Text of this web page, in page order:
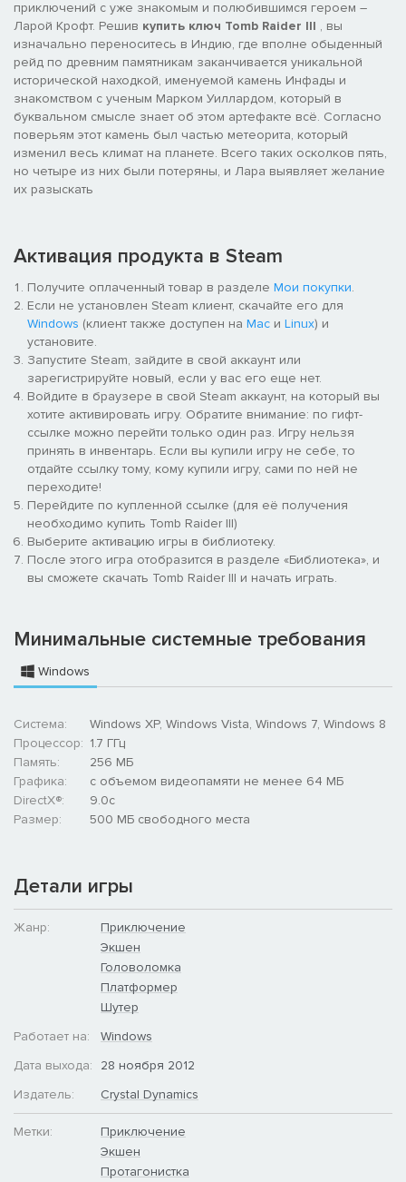
приключений с уже знакомым и полюбившимся героем –
Ларой Крофт. Решив купить ключ Tomb Raider III , вы
изначально переноситесь в Индию, где вполне обыденный
рейд по древним памятникам заканчивается уникальной
исторической находкой, именуемой камень Инфады и
знакомством с ученым Марком Уиллардом, который в
буквальном смысле знает об этом артефакте всё. Согласно
поверьям этот камень был частью метеорита, который
изменил весь климат на планете. Всего таких осколков пять,
но четыре из них были потеряны, и Лара выявляет желание
их разыскать
Активация продукта в Steam
Получите оплаченный товар в разделе Мои покупки.
Если не установлен Steam клиент, скачайте его для
Windows (клиент также доступен на Mac и Linux) и
установите.
Запустите Steam, зайдите в свой аккаунт или
зарегистрируйте новый, если у вас его еще нет.
Войдите в браузере в свой Steam аккаунт, на который вы
хотите активировать игру. Обратите внимание: по гифт-
ссылке можно перейти только один раз. Игру нельзя
принять в инвентарь. Если вы купили игру не себе, то
отдайте ссылку тому, кому купили игру, сами по ней не
переходите!
Перейдите по купленной ссылке (для её получения
необходимо купить Tomb Raider III)
Выберите активацию игры в библиотеку.
После этого игра отобразится в разделе «Библиотека», и
вы сможете скачать Tomb Raider III и начать играть.
Минимальные системные требования
Windows
Система:
Windows XP, Windows Vista, Windows 7, Windows 8
Процессор: 1.7 ГГц
Память:
256 МБ
Графика:
с объемом видеопамяти не менее 64 МБ
DirectX®:
9.0c
Размер:
500 МБ свободного места
Детали игры
Жанр:
Приключение
Экшен
Головоломка
Платформер
Шутер
Работает на:
Windows
Дата выхода:
28 ноября 2012
Издатель:
Crystal Dynamics
Метки:
Приключение
Экшен
Протагонистка